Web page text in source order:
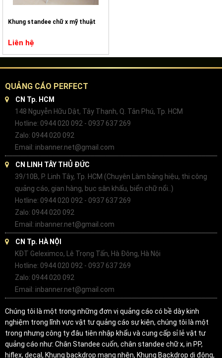
Khung standee chữ x mỹ thuật
Liên hệ
QUẢNG CÁO PERFECT
CN Tp. HCM
148 Nguyễn Hữu Dật, Tây Thạnh, Q. Tân Phú, Tp. HCM
Hotline: 0944 020 092 - 0937 637 269
Zalo: 0944 020 092
Email: inbanner.net@gmail.com
CN LINH TÂY THỦ ĐỨC
39/10B, P. Linh Tây, Tp. HCM (Chuyên Làm bảng hiệu, thi công
quảng cáo, gian hàng, bục sân khấu, biển chữ nổi..)
Hotline: 0944 020 092 - 0937 637 269
Zalo: 0944 020 092
Email: inbanner.net@gmail.com
CN Tp. HÀ NỘI
KĐT Geleximco, Lê Trọng Tấn, Hà Đông, Hà Nội
Hotline: 0944 020 092 - 0937 637 269
Zalo: 0944 020 092
Email: inbanner.net@gmail.com
Chúng tôi là một trong những đơn vị quảng cáo có bề dày kinh
nghiệm trong lĩnh vực vật tư quảng cáo sự kiện, chúng tôi là một
trong nhưng công ty đâu tiên nhập khẩu và cung cấp sỉ lẻ vật tư
quảng cáo như: Chân Standee cuốn, chân standee chữ x, in PP,
hiflex, decal, Khung backdrop mạng nhện, Khung Backdrop di động,